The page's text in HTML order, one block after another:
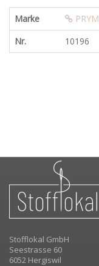
Marke
PRYM
Nr.
10196
Stofflokal GmbH
Seestrasse 60
6052 Hergiswil